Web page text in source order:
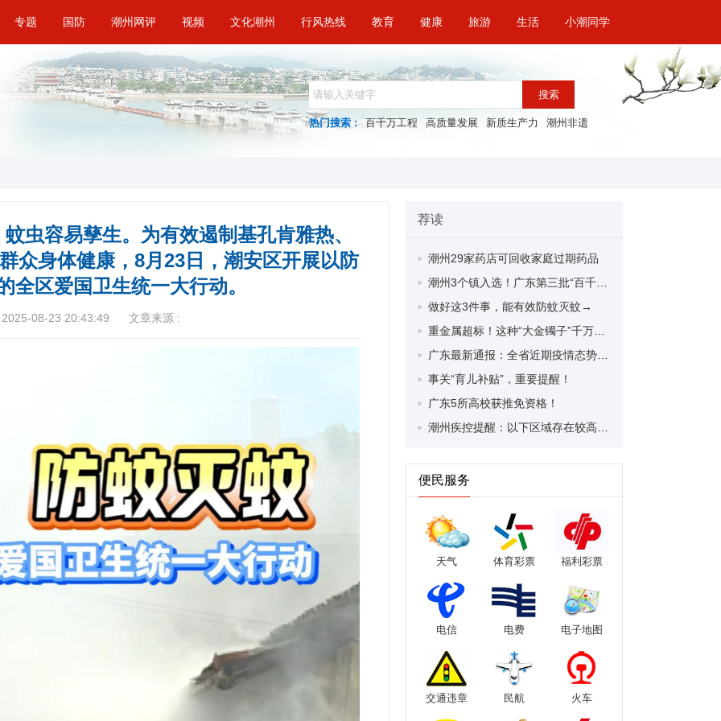
专题 国防 潮州网评 视频 文化潮州 行风热线 教育 健康 旅游 生活 小潮同学
搜索
热门搜索 : 百千万工程 高质量发展 新质生产力 潮州非遗
虫容易孳生。为有效遏制基孔肯雅热、
众身体健康，8月23日，潮安区开展以防
全区爱国卫生统一大行动。
08-23 20:43:49 文章来源 :
荐读
潮州29家药店可回收家庭过期药品
做好这3件事，能有效防蚊灭蚊→
事关“育儿补贴”，重要提醒！
广东5所高校获推免资格！
便民服务
天气 体育彩票 福利彩票
电信 电费 电子地图
交通违章 民航 火车